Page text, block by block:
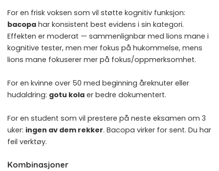
For en frisk voksen som vil støtte kognitiv funksjon:
bacopa har konsistent best evidens i sin kategori.
Effekten er moderat — sammenlignbar med lions mane i
kognitive tester, men mer fokus på hukommelse, mens
lions mane fokuserer mer på fokus/oppmerksomhet.
For en kvinne over 50 med beginning åreknuter eller
hudaldring: gotu kola er bedre dokumentert.
For en student som vil prestere på neste eksamen om 3
uker: ingen av dem rekker. Bacopa virker for sent. Du har
feil verktøy.
Kombinasjoner